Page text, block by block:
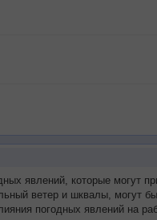
явлений, которые могут
ветер и шквалы, могут
погодных явлений на